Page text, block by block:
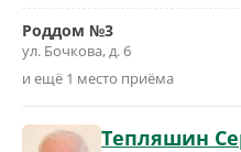
Роддом №3
ул. Бочкова, д. 6
и ещё 1 место приёма
Тепляшин